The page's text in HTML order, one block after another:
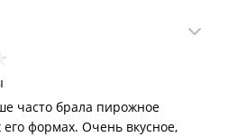
часто брала пирожное
формах. Очень вкусное,